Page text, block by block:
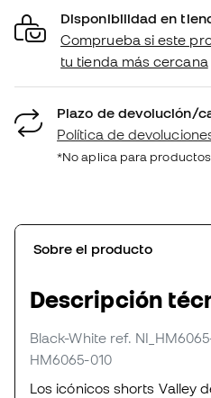
Disponibilidad en
Comprueba si este
tu tienda más cercana
Plazo de devolución/
Política de
*No aplica para
Sobre el producto
Descripción
Black-White ref.
HM6065-010
Los icónicos shorts Valley